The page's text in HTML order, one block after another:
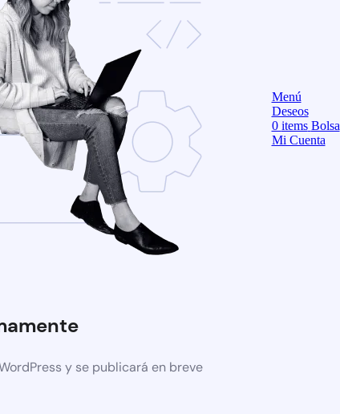
y se publicará en breve
Menú
Deseos
0 items Bolsa
Mi Cuenta